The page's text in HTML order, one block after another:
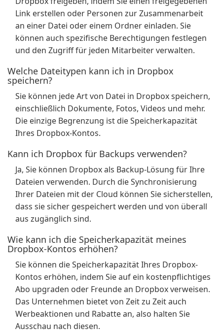
Link erstellen oder Personen zur Zusammenarbeit
an einer Datei oder einem Ordner einladen. Sie
können auch spezifische Berechtigungen festlegen
und den Zugriff für jeden Mitarbeiter verwalten.
Welche Dateitypen kann ich in Dropbox
speichern?
Sie können jede Art von Datei in Dropbox speichern,
einschließlich Dokumente, Fotos, Videos und mehr.
Die einzige Begrenzung ist die Speicherkapazität
Ihres Dropbox-Kontos.
Kann ich Dropbox für Backups verwenden?
Ja, Sie können Dropbox als Backup-Lösung für Ihre
Dateien verwenden. Durch die Synchronisierung
Ihrer Dateien mit der Cloud können Sie sicherstellen,
dass sie sicher gespeichert werden und von überall
aus zugänglich sind.
Wie kann ich die Speicherkapazität meines
Dropbox-Kontos erhöhen?
Sie können die Speicherkapazität Ihres Dropbox-
Kontos erhöhen, indem Sie auf ein kostenpflichtiges
Abo upgraden oder Freunde an Dropbox verweisen.
Das Unternehmen bietet von Zeit zu Zeit auch
Werbeaktionen und Rabatte an, also halten Sie
Ausschau nach diesen.